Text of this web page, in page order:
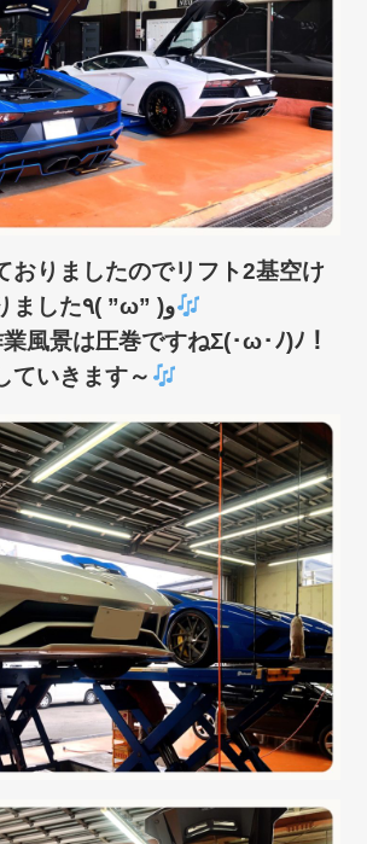
おりましたのでリフト2基空け
て待機しておりました٩( ”ω” )و
風景は圧巻ですねΣ(･ω･ﾉ)ﾉ！
ていきます～